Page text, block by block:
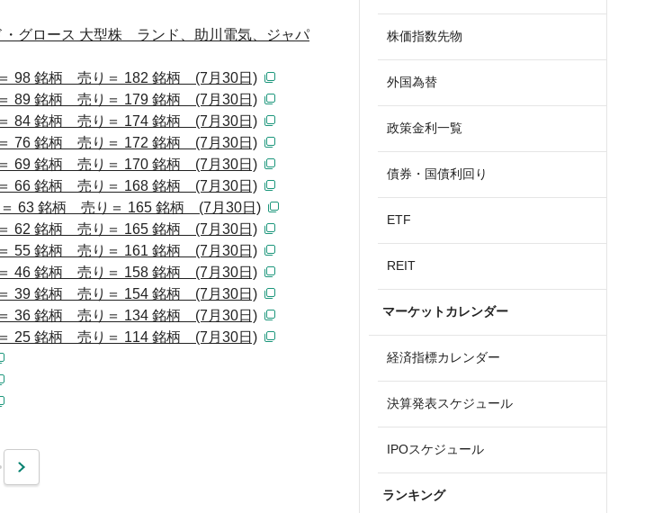
グロース 大型株 ランド、助川電気、ジャパ
98 銘柄 売り＝ 182 銘柄 (7月30日)
89 銘柄 売り＝ 179 銘柄 (7月30日)
84 銘柄 売り＝ 174 銘柄 (7月30日)
76 銘柄 売り＝ 172 銘柄 (7月30日)
69 銘柄 売り＝ 170 銘柄 (7月30日)
66 銘柄 売り＝ 168 銘柄 (7月30日)
63 銘柄 売り＝ 165 銘柄 (7月30日)
62 銘柄 売り＝ 165 銘柄 (7月30日)
55 銘柄 売り＝ 161 銘柄 (7月30日)
46 銘柄 売り＝ 158 銘柄 (7月30日)
39 銘柄 売り＝ 154 銘柄 (7月30日)
36 銘柄 売り＝ 134 銘柄 (7月30日)
25 銘柄 売り＝ 114 銘柄 (7月30日)
次
株価指数先物
外国為替
政策金利一覧
債券・国債利回り
ETF
REIT
マーケットカレンダー
経済指標カレンダー
決算発表スケジュール
IPOスケジュール
ランキング